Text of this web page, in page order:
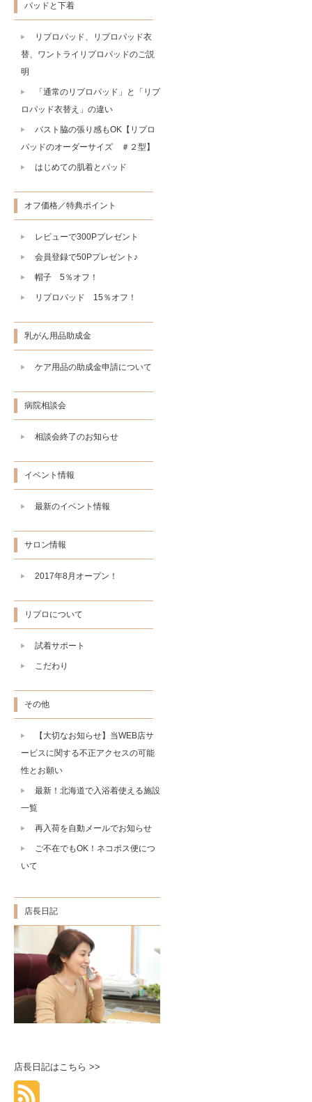
パッドと下着
リプロパッド、リプロパッド衣
替、ワントライリプロパッドのご説
明
「通常のリプロパッド」と「リプ
ロパッド衣替え」の違い
バスト脇の張り感もOK【リプロ
パッドのオーダーサイズ ＃２型】
はじめての肌着とパッド
オフ価格／特典ポイント
レビューで300Pプレゼント
会員登録で50Pプレゼント♪
帽子 5％オフ！
リプロパッド 15％オフ！
乳がん用品助成金
ケア用品の助成金申請について
病院相談会
相談会終了のお知らせ
イベント情報
最新のイベント情報
サロン情報
2017年8月オープン！
リプロについて
試着サポート
こだわり
その他
【大切なお知らせ】当WEB店サ
ービスに関する不正アクセスの可能
性とお願い
最新！北海道で入浴着使える施設
一覧
再入荷を自動メールでお知らせ
ご不在でもOK！ネコポス便につ
いて
店長日記
店長日記はこちら >>